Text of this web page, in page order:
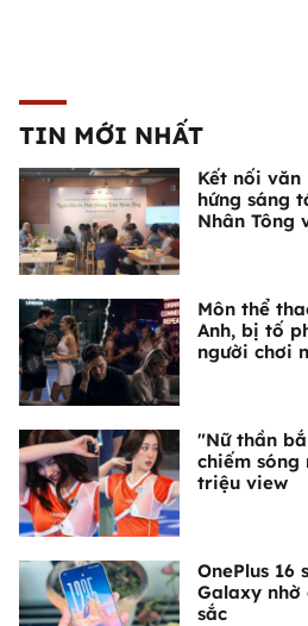
TIN MỚI NHẤT
Kết nối văn
hứng sáng
Nhân Tông
Môn thể
Anh, bị tố
người chơi
"Nữ thần
chiếm sóng
triệu view
OnePlus 16
Galaxy nhờ
sắc